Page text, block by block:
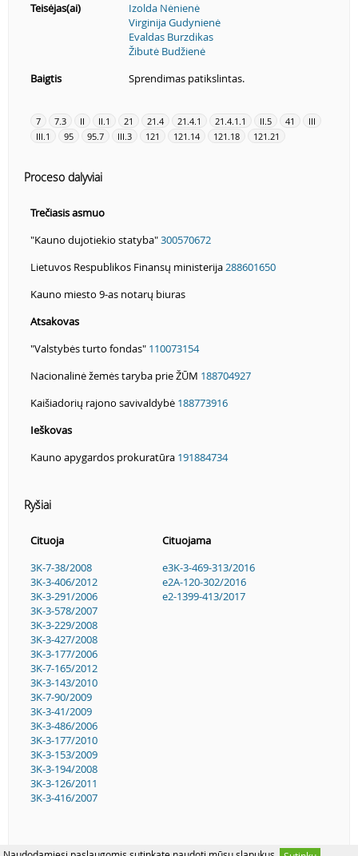
Teisėjas(ai)
Izolda Nėnienė
Virginija Gudynienė
Evaldas Burzdikas
Žibutė Budžienė
Baigtis
Sprendimas patikslintas.
7 7.3 II II.1 21 21.4 21.4.1 21.4.1.1 II.5 41
III
III.1
95 95.7 III.3 121 121.14 121.18 121.21
Proceso dalyviai
Trečiasis asmuo
"Kauno dujotiekio statyba"300570672
Lietuvos Respublikos Finansų ministerija288601650
Kauno miesto 9-as notarų biuras
Atsakovas
"Valstybės turto fondas" 110073154
Nacionalinė žemės taryba prie ŽŪM 188704927
Kaišiadorių rajono savivaldybė 188773916
Ieškovas
Kauno apygardos prokuratūra 191884734
Ryšiai
Cituoja
Cituojama
3K-7-38/2008
3K-3-406/2012
3K-3-291/2006
3K-3-578/2007
3K-3-229/2008
3K-3-427/2008
3K-3-177/2006
3K-7-165/2012
3K-3-143/2010
3K-7-90/2009
3K-3-41/2009
3K-3-486/2006
3K-3-177/2010
3K-3-153/2009
3K-3-194/2008
3K-3-126/2011
3K-3-416/2007
e3K-3-469-313/2016
e2A-120-302/2016
e2-1399-413/2017